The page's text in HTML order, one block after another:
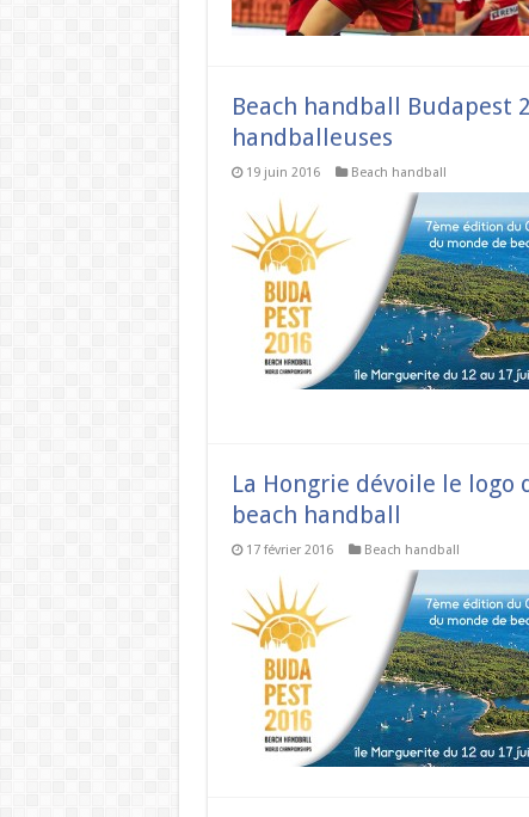
Beach handball Budapest
handballeuses
19 juin 2016 Beach handball
La Hongrie dévoile le
beach handball
17 février 2016 Beach handball